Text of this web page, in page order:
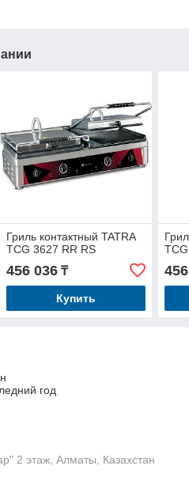
Гриль контактный TATRA
TCG 3627 RR RS
456 036₸
Купить
год
2 этаж, Алматы, Казахстан